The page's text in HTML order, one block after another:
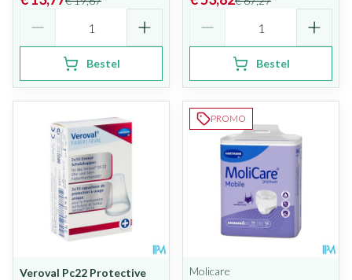
Bestel Bestel
Veroval Pc22 Protective
PROMO
Molicare